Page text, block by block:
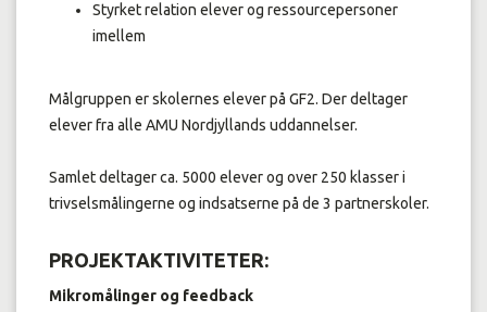
Styrket relation elever og ressourcepersoner
imellem
Målgruppen er skolernes elever på GF2. Der deltager
elever fra alle AMU Nordjyllands uddannelser.
Samlet deltager ca. 5000 elever og over 250 klasser i
trivselsmålingerne og indsatserne på de 3 partnerskoler.
PROJEKTAKTIVITETER:
Mikromålinger og feedback